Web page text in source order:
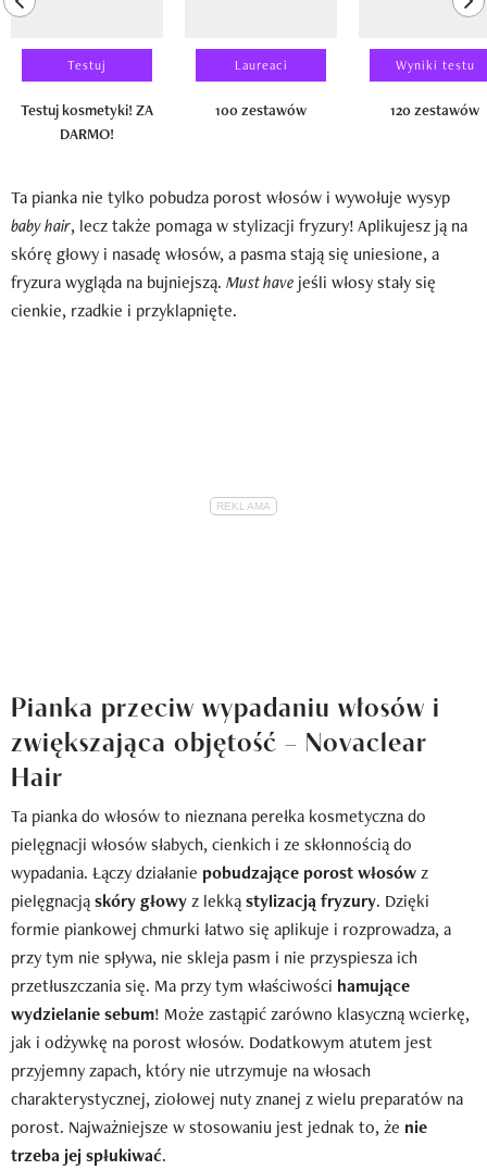
Testuj
Testuj kosmetyki! ZA
DARMO!
Laureaci
100 zestawów
Wyniki testu
120 zestawów
Ta pianka nie tylko pobudza porost włosów i wywołuje wysyp
baby hair, lecz także pomaga w stylizacji fryzury! Aplikujesz ją na
skórę głowy i nasadę włosów, a pasma stają się uniesione, a
fryzura wygląda na bujniejszą. Must have jeśli włosy stały się
cienkie, rzadkie i przyklapnięte.
Pianka przeciw wypadaniu włosów i
zwiększająca objętość – Novaclear
Hair
Ta pianka do włosów to nieznana perełka kosmetyczna do
pielęgnacji włosów słabych, cienkich i ze skłonnością do
wypadania. Łączy działanie pobudzające porost włosówz
pielęgnacjąskóry głowyz lekkąstylizacją fryzury. Dzięki
formie piankowej chmurki łatwo się aplikuje i rozprowadza, a
przy tym nie spływa, nie skleja pasm i nie przyspiesza ich
przetłuszczania się. Ma przy tym właściwości hamujące
wydzielanie sebum! Może zastąpić zarówno klasyczną wcierkę,
jak i odżywkę na porost włosów. Dodatkowym atutem jest
przyjemny zapach, który nie utrzymuje na włosach
charakterystycznej, ziołowej nuty znanej z wielu preparatów na
porost. Najważniejsze w stosowaniu jest jednak to, że nie
trzeba jej spłukiwać.